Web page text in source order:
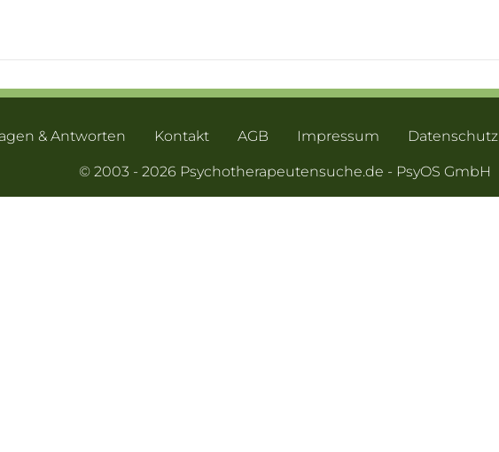
& Antworten Kontakt AGB Impressum Datenschutz
© 2003 - 2026 Psychotherapeutensuche.de - PsyOS GmbH